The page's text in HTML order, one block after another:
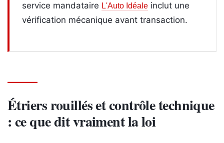
service mandataire L'Auto Idéale inclut une
vérification mécanique avant transaction.
Étriers rouillés et contrôle technique
: ce que dit vraiment la loi